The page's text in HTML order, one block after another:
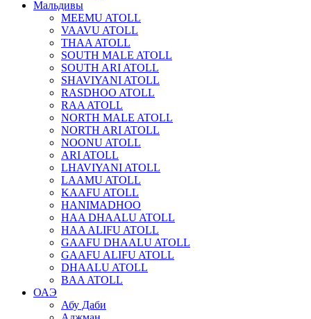
Мальдивы
MEEMU ATOLL
VAAVU ATOLL
THAA ATOLL
SOUTH MALE ATOLL
SOUTH ARI ATOLL
SHAVIYANI ATOLL
RASDHOO ATOLL
RAA ATOLL
NORTH MALE ATOLL
NORTH ARI ATOLL
NOONU ATOLL
ARI ATOLL
LHAVIYANI ATOLL
LAAMU ATOLL
KAAFU ATOLL
HANIMADHOO
HAA DHAALU ATOLL
HAA ALIFU ATOLL
GAAFU DHAALU ATOLL
GAAFU ALIFU ATOLL
DHAALU ATOLL
BAA ATOLL
ОАЭ
Абу Даби